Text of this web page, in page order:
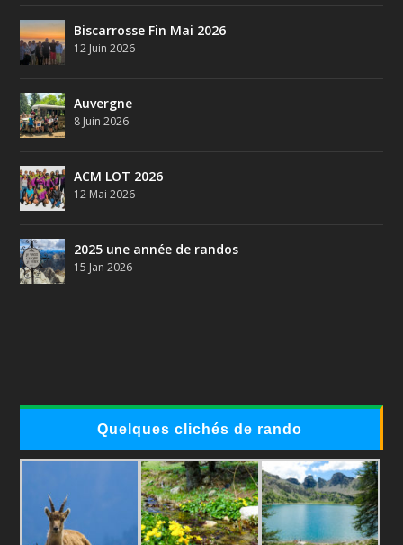
Biscarrosse Fin Mai 2026
12 Juin 2026
Auvergne
8 Juin 2026
ACM LOT 2026
12 Mai 2026
2025 une année de randos
15 Jan 2026
Quelques clichés de rando